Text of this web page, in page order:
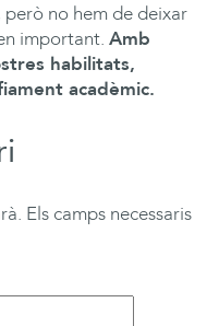
però no hem de deixar
important. Amb
habilitats,
acadèmic.
Els camps necessaris